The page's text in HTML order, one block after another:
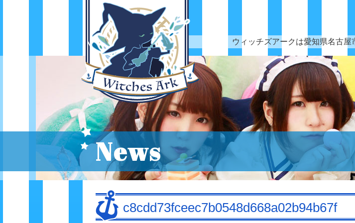
ウィッチズアークは愛知県名古屋
News
c8cdd73fceec7b0548d668a02b94b67f